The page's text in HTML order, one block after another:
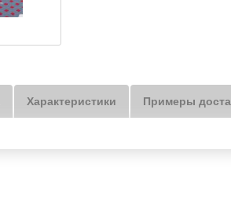
Характеристики Примеры